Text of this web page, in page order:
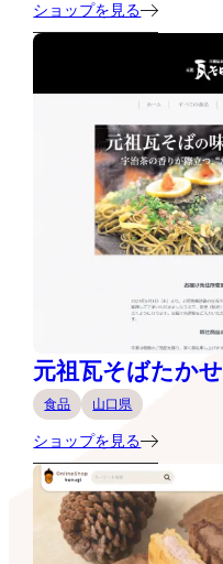
ショップを見る
元祖瓦そばたかせ
食品 山口県
ショップを見る